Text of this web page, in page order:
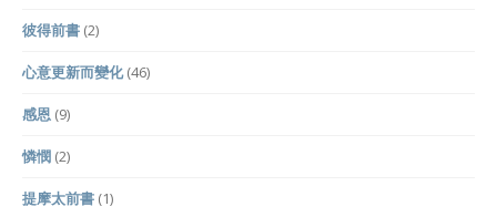
彼得前書 (2)
心意更新而變化(46)
感恩 (9)
憐憫 (2)
提摩太前書 (1)